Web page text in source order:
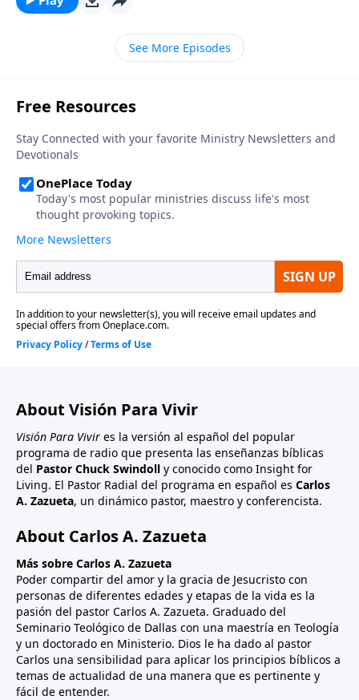
en el Nuevo Testamento, sigue siendo verdadero hoy
See More Episodes
About Visión Para Vivir
Visión Para Vivir es la versión al español del popular
programa de radio que presenta las enseñanzas bíblicas
del Pastor Chuck Swindoll y conocido como Insight for
Living. El Pastor Radial del programa en español es Carlos
A. Zazueta, un dinámico pastor, maestro y conferencista.
About Carlos A. Zazueta
Más sobre Carlos A. Zazueta
Poder compartir del amor y la gracia de Jesucristo con
personas de diferentes edades y etapas de la vida es la
pasión del pastor Carlos A. Zazueta. Graduado del
Seminario Teológico de Dallas con una maestría en Teología
y un doctorado en Ministerio. Dios le ha dado al pastor
Carlos una sensibilidad para aplicar los principios bíblicos a
temas de actualidad de una manera que es pertinente y
fácil de entender.